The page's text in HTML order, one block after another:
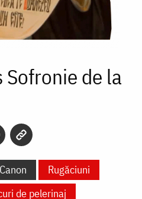
de la
Canon
Rugăciuni
de pelerinaj